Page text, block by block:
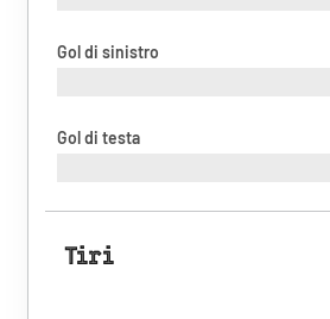
Gol di sinistro
Gol di testa
Tiri